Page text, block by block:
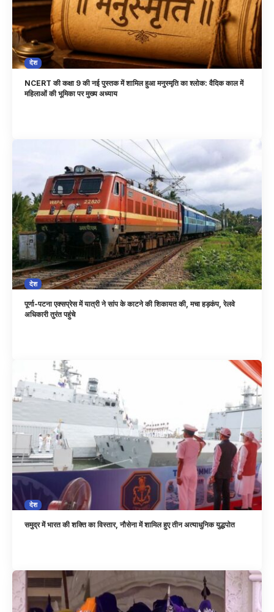
देश
NCERT की कक्षा 9 की नई पुस्तक में शामिल हुआ मनुस्मृति का श्लोक: वैदिक काल में
महिलाओं की भूमिका पर मुख्य अध्याय
देश
पूर्णा-पटना एक्सप्रेस में यात्री ने सांप के काटने की शिकायत की, मचा हड़कंप, रेलवे
अधिकारी तुरंत पहुंचे
देश
समुद्र में भारत की शक्ति का विस्तार, नौसेना में शामिल हुए तीन अत्याधुनिक युद्धपोत